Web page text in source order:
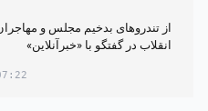
از تندروهای بدخیم مجلس و
انقلاب در گفتگو با «خبرآنلاین»